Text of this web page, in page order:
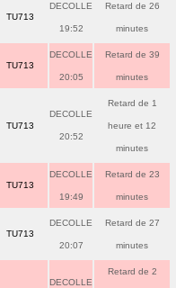
TU713
DECOLLE
19:52
Retard de 26
minutes
TU713
DECOLLE
20:05
Retard de 39
minutes
TU713
DECOLLE
20:52
Retard de 1
heure et 12
minutes
TU713
DECOLLE
19:49
Retard de 23
minutes
TU713
DECOLLE
20:07
Retard de 27
minutes
DECOLLE
Retard de 2